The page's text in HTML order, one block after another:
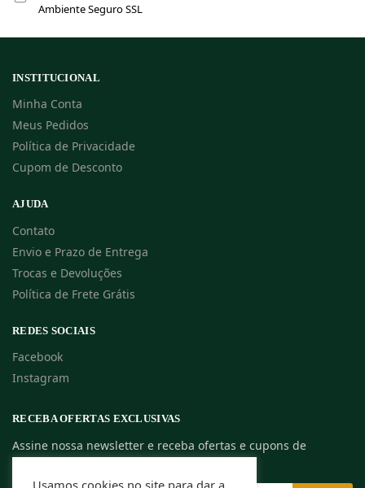
Ambiente Seguro SSL
INSTITUCIONAL
Minha Conta
Meus Pedidos
Política de Privacidade
Cupom de Desconto
AJUDA
Contato
Envio e Prazo de Entrega
Trocas e Devoluções
Política de Frete Grátis
REDES SOCIAIS
Facebook
Instagram
RECEBA OFERTAS EXCLUSIVAS
Assine nossa newsletter e receba ofertas e cupons de
descontos exclusivos.
Usamos cookies no site para dar a